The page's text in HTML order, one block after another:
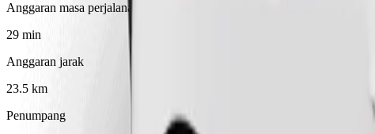
Anggaran masa perjalanan
29 min
Anggaran jarak
23.5 km
Penumpang